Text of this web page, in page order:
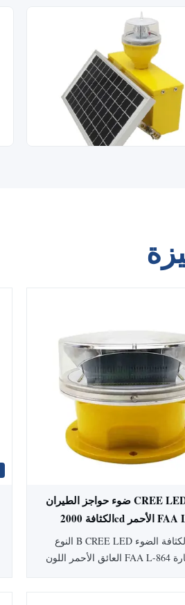
ضوء حواجز الطيران CREE LED متوسط
الكثافة 2000cd الأحمر FAA L-864
للمباني العالية
النوع B CREE LED معدل الكثافة الضوء
العائق الأحمر اللون FAA L-864 إشارة إشارة